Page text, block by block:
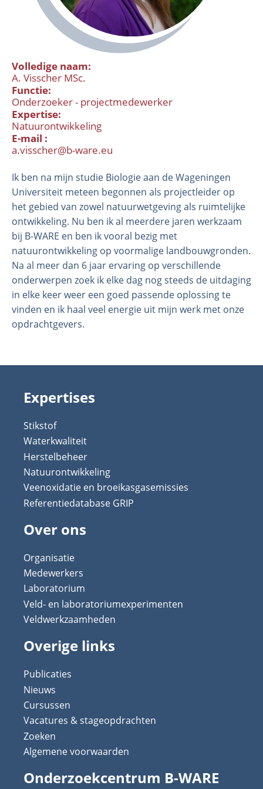
Organisatie
Laboratorium
Veld- en laboratoriumexperimenten
Veldwerkzaamheden
Volledige naam
A. Visscher MSc.
Functie
Onderzoeker - projectmedewerker
Expertise
Natuurontwikkeling
E-mail
a.visscher@b-ware.eu
Ik ben na mijn studie Biologie aan de Wageningen
Universiteit meteen begonnen als projectleider op
het gebied van zowel natuurwetgeving als ruimtelijke
ontwikkeling. Nu ben ik al meerdere jaren werkzaam
bij B-WARE en ben ik vooral bezig met
natuurontwikkeling op voormalige landbouwgronden.
Na al meer dan 6 jaar ervaring op verschillende
onderwerpen zoek ik elke dag nog steeds de uitdaging
in elke keer weer een goed passende oplossing te
vinden en ik haal veel energie uit mijn werk met onze
opdrachtgevers.
Expertises
Stikstof
Waterkwaliteit
Herstelbeheer
Natuurontwikkeling
Veenoxidatie en broeikasgasemissies
Referentiedatabase GRIP
Over ons
Organisatie
Medewerkers
Laboratorium
Veld- en laboratoriumexperimenten
Veldwerkzaamheden
Overige links
Publicaties
Nieuws
Cursussen
Vacatures & stageopdrachten
Zoeken
Algemene voorwaarden
Onderzoekcentrum B-WARE